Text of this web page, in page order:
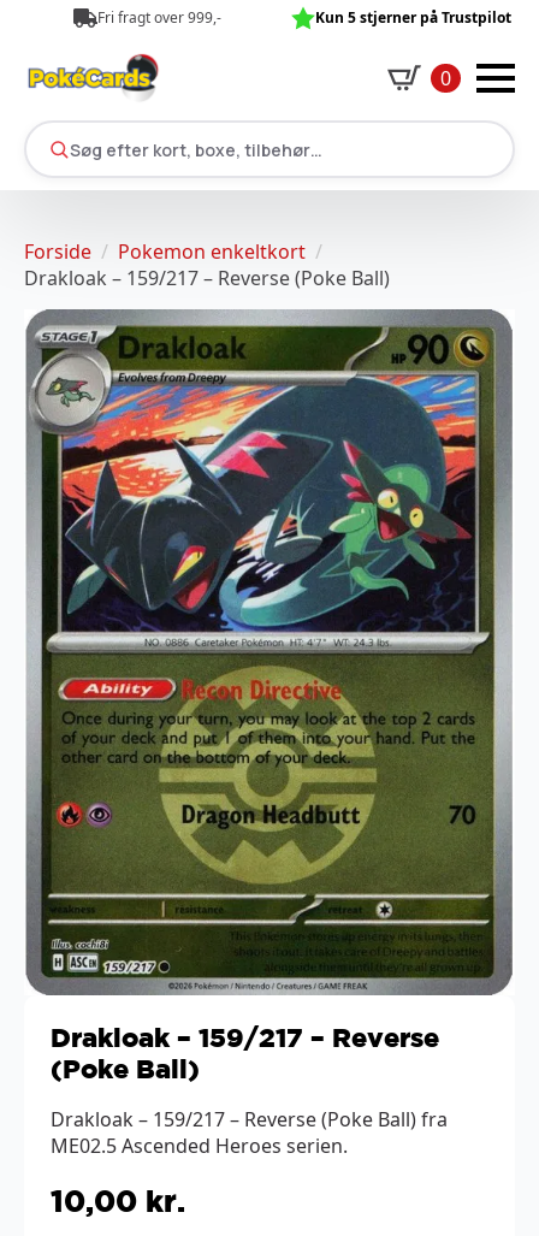
Fri fragt over 999,- Kun 5 stjerner på Trustpilot
0
Søg efter kort, boxe, tilbehør…
Forside
Pokemon enkeltkort
Drakloak – 159/217 – Reverse (Poke Ball)
Drakloak – 159/217 – Reverse
(Poke Ball)
Drakloak – 159/217 – Reverse (Poke Ball) fra
ME02.5 Ascended Heroes serien.
10,00 kr.